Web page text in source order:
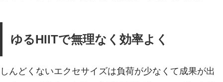
ゆるHIITで無理なく効率よく
しんどくないエクセサイズは負荷が少なくて成果が出